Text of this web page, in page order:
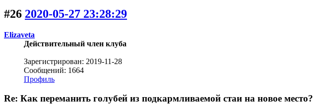
#26 2020-05-27 23:28:29
Elizaveta
Действительный член клуба
Зарегистрирован: 2019-11-28
Сообщений: 1664
Профиль
Re: Как переманить голубей из подкармливаемой стаи на новое место?